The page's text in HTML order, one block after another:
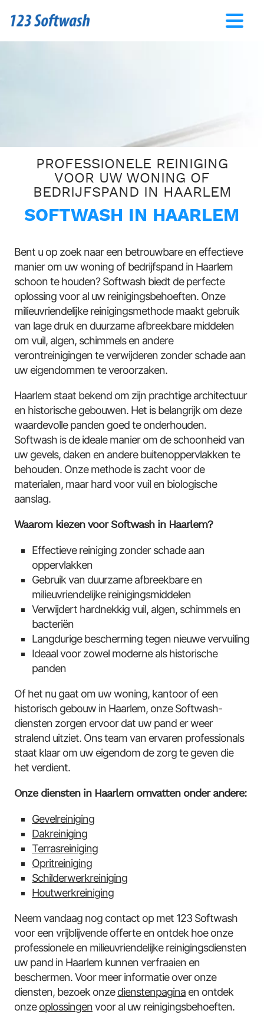
PROFESSIONELE REINIGING
VOOR UW WONING OF
BEDRIJFSPAND IN HAARLEM
SOFTWASH IN HAARLEM
Bent u op zoek naar een betrouwbare en effectieve
manier om uw woning of bedrijfspand in Haarlem
schoon te houden? Softwash biedt de perfecte
oplossing voor al uw reinigingsbehoeften. Onze
milieuvriendelijke reinigingsmethode maakt gebruik
van lage druk en duurzame afbreekbare middelen
om vuil, algen, schimmels en andere
verontreinigingen te verwijderen zonder schade aan
uw eigendommen te veroorzaken.
Haarlem staat bekend om zijn prachtige architectuur
en historische gebouwen. Het is belangrijk om deze
waardevolle panden goed te onderhouden.
Softwash is de ideale manier om de schoonheid van
uw gevels, daken en andere buitenoppervlakken te
behouden. Onze methode is zacht voor de
materialen, maar hard voor vuil en biologische
aanslag.
Waarom kiezen voor Softwash in Haarlem?
Effectieve reiniging zonder schade aan
oppervlakken
Gebruik van duurzame afbreekbare en
milieuvriendelijke reinigingsmiddelen
Verwijdert hardnekkig vuil, algen, schimmels en
bacteriën
Langdurige bescherming tegen nieuwe vervuiling
Ideaal voor zowel moderne als historische
panden
Of het nu gaat om uw woning, kantoor of een
historisch gebouw in Haarlem, onze Softwash-
diensten zorgen ervoor dat uw pand er weer
stralend uitziet. Ons team van ervaren professionals
staat klaar om uw eigendom de zorg te geven die
het verdient.
Onze diensten in Haarlem omvatten onder andere:
Gevelreiniging
Dakreiniging
Terrasreiniging
Opritreiniging
Schilderwerkreiniging
Houtwerkreiniging
Neem vandaag nog contact op met 123 Softwash
voor een vrijblijvende offerte en ontdek hoe onze
professionele en milieuvriendelijke reinigingsdiensten
uw pand in Haarlem kunnen verfraaien en
beschermen. Voor meer informatie over onze
diensten, bezoek onzedienstenpagina en ontdek
onzeoplossingenvoor al uw reinigingsbehoeften.